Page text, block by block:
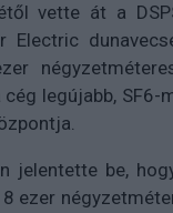
vette át a
Electric
cég legújabb,
jelentette be,
ezer